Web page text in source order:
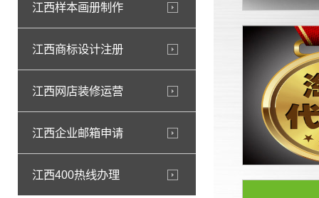
江西样本画册制作
江西商标设计注册
江西网店装修运营
江西企业邮箱申请
江西400热线办理